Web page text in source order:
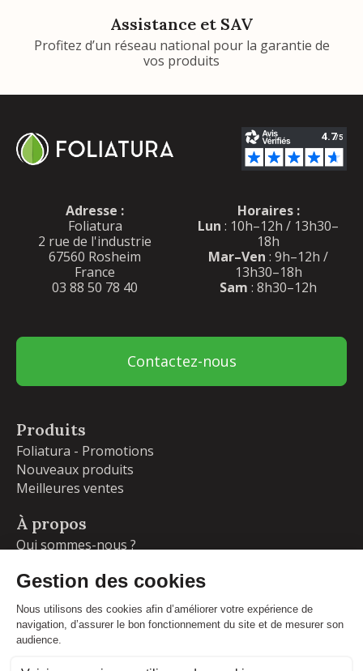
Assistance et SAV
Profitez d’un réseau national pour la garantie de
vos produits
Adresse :
Foliatura
2 rue de l'industrie
67560 Rosheim
France
03 88 50 78 40
Horaires :
Lun : 10h–12h / 13h30–
18h
Mar–Ven : 9h–12h /
13h30–18h
Sam : 8h30–12h
Contactez-nous
Produits
Foliatura - Promotions
Nouveaux produits
Meilleures ventes
À propos
Qui sommes-nous ?
Livraisons et retours
Blog
Votre compte